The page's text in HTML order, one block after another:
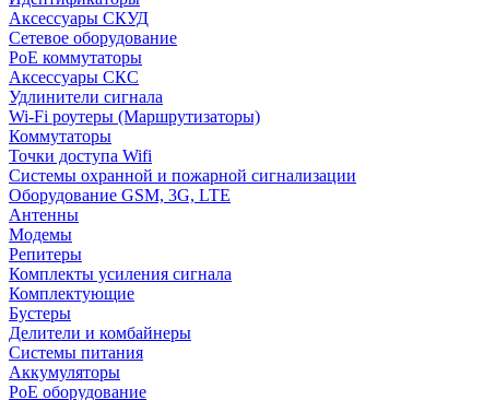
Аксессуары СКУД
Сетевое оборудование
PoE коммутаторы
Аксессуары СКС
Удлинители сигнала
Wi-Fi роутеры (Маршрутизаторы)
Коммутаторы
Точки доступа Wifi
Системы охранной и пожарной сигнализации
Оборудование GSM, 3G, LTE
Антенны
Модемы
Репитеры
Комплекты усиления сигнала
Комплектующие
Бустеры
Делители и комбайнеры
Системы питания
Аккумуляторы
PoE оборудование